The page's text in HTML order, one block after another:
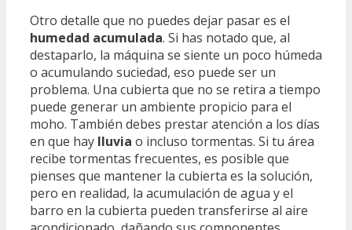
Otro detalle que no puedes dejar pasar es el
humedad acumulada. Si has notado que, al
destaparlo, la máquina se siente un poco húmeda
o acumulando suciedad, eso puede ser un
problema. Una cubierta que no se retira a tiempo
puede generar un ambiente propicio para el
moho. También debes prestar atención a los días
en que hay lluvia o incluso tormentas. Si tu área
recibe tormentas frecuentes, es posible que
pienses que mantener la cubierta es la solución,
pero en realidad, la acumulación de agua y el
barro en la cubierta pueden transferirse al aire